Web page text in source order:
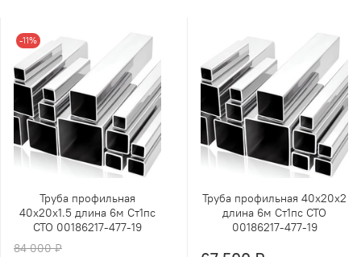
-11%
Труба профильная
40х20х1.5 длина 6м Ст1пс
СТО 00186217-477-19
84 000 ₽
Труба профильная 40х20х2
длина 6м Ст1пс СТО
00186217-477-19